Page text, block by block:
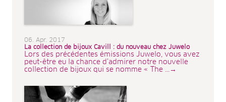
06. Apr. 2017
La collection de bijoux Cavill : du nouveau chez Juwelo
Lors des précédentes émissions Juwelo, vous avez
peut-être eu la chance d’admirer notre nouvelle
collection de bijoux qui se nomme « The ...→